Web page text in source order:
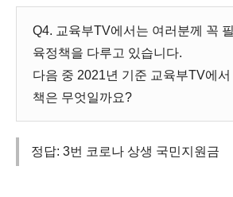
Q4. 교육부TV에서는 여러분께 꼭
육정책을 다루고 있습니다.
다음 중 2021년 기준 교육부TV에
책은 무엇일까요?
정답: 3번 코로나 상생 국민지원금